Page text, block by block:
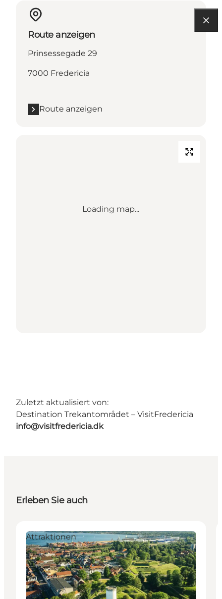
Route anzeigen
Prinsessegade 29
7000 Fredericia
Route anzeigen
Loading map...
Zuletzt aktualisiert von:
Destination Trekantområdet – VisitFredericia
info@visitfredericia.dk
Erleben Sie auch
Attraktionen